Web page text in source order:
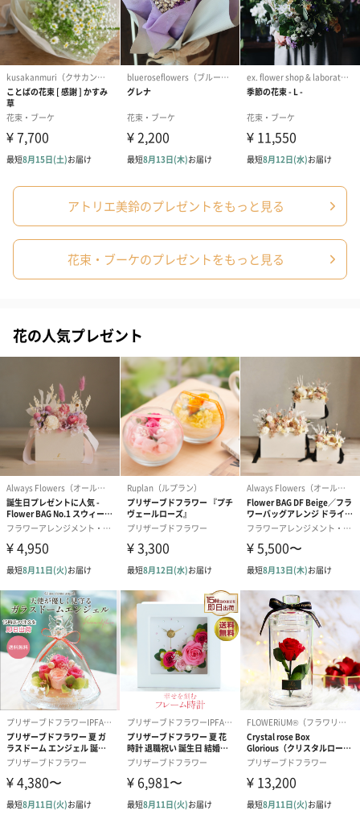
アトリエ美鈴のプレゼントをもっと見る
花束・ブーケのプレゼントをもっと見る
花の人気プレゼント